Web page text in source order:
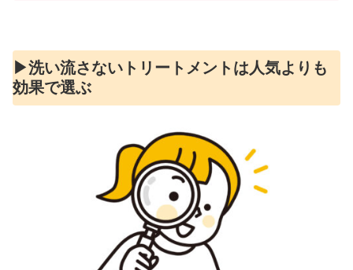
▶︎洗い流さないトリートメントは人気よりも
効果で選ぶ